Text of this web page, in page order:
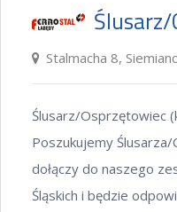
Stalmacha 8,
Ślusarz/Osprzętowiec
Poszukujemy
dołączy do naszego
Śląskich i będzie